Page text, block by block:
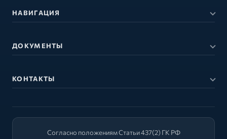
НАВИГАЦИЯ
ДОКУМЕНТЫ
КОНТАКТЫ
Согласно положениям Статьи 437(2) ГК РФ